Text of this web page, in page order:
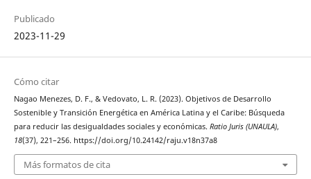
Publicado
2023-11-29
Cómo citar
Nagao Menezes, D. F., & Vedovato, L. R. (2023). Objetivos de Desarrollo
Sostenible y Transición Energética en América Latina y el Caribe: Búsqueda
para reducir las desigualdades sociales y económicas. Ratio Juris (UNAULA),
18(37), 221–256. https://doi.org/10.24142/raju.v18n37a8
Más formatos de cita